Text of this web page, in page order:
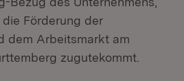
Förderung der
dem Arbeitsmarkt am
zugutekommt.